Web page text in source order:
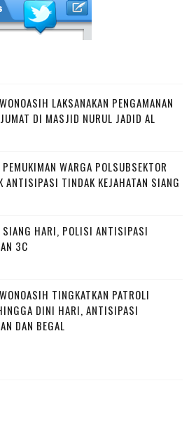
LAKSANAKAN PENGAMANAN
DI MASJID NURUL JADID AL
WARGA POLSUBSEKTOR
ANTISIPASI TINDAK KEJAHATAN SIANG
SIANG HARI, POLISI ANTISIPASI
3C
TINGKATKAN PATROLI
DINI HARI, ANTISIPASI
DAN BEGAL